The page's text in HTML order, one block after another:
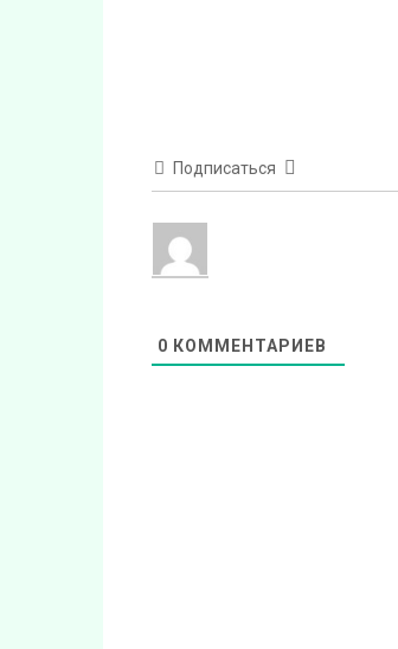
Подписаться
0 КОММЕНТАРИЕВ